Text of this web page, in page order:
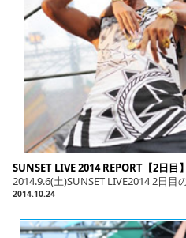
SUNSET LIVE 2014 REPORT【2日目】
2014.9.6(土)SUNSET LIVE2014 2日目
2014.10.24